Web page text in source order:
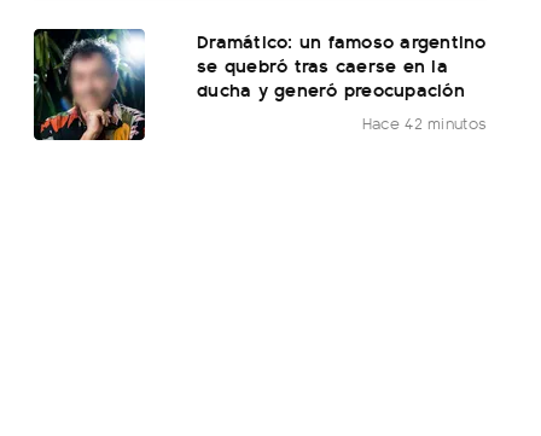
Dramático: un famoso argentino
se quebró tras caerse en la
ducha y generó preocupación
Hace 42 minutos